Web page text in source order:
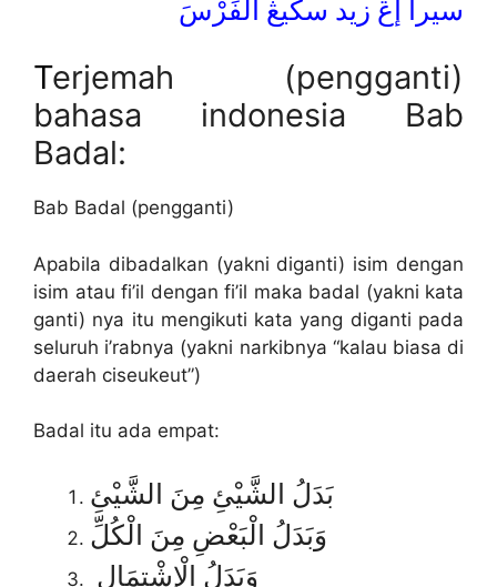
سيرا إڠ زيد سكيڠ الْفَرْسَ
Terjemah (pengganti)
bahasa indonesia Bab
Badal:
Bab Badal (pengganti)
Apabila dibadalkan (yakni diganti) isim dengan
isim atau fi’il dengan fi’il maka badal (yakni kata
ganti) nya itu mengikuti kata yang diganti pada
seluruh i’rabnya (yakni narkibnya “kalau biasa di
daerah ciseukeut”)
Badal itu ada empat:
بَدَلُ الشَّيْئِ مِنَ الشَّيْئِ
وَبَدَلُ الْبَعْضِ مِنَ الْكُلِّ
وَبَدَلُ الْإِشْتِمَالِ